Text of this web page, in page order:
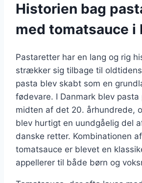
Historien bag
med tomatsauce i
Pastaretter har en lang og rig
strækker sig tilbage til
pasta blev skabt som en
fødevare. I Danmark blev
midten af det 20. århundrede,
blev hurtigt en uundgåelig del
danske retter. Kombinationen
tomatsauce er blevet en
appellerer til både børn og